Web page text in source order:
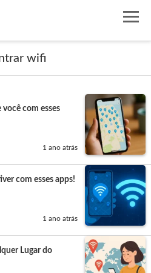
wifi
com esses
1 ano atrás
com esses apps!
1 ano atrás
Lugar do